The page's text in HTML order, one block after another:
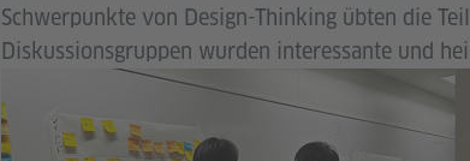
Schwerpunkte von Design-Thinking übten die
Diskussionsgruppen wurden interessante und